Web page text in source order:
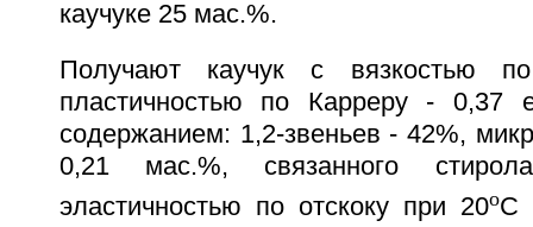
каучуке 25 мас.%.
Получают каучук с вязкостью
пластичностью по Карреру -
содержанием: 1,2-звеньев - 42%,
0,21 мас.%, связанного
эластичностью по отскоку при 20oС